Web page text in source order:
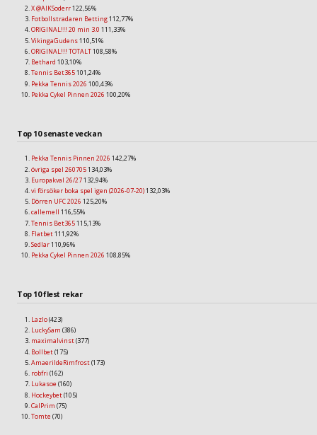
X @AIKSoderr122,56%
Fotbollstradaren Betting112,77%
ORIGINAL!!! 20 min 3.0 111,33%
VikingaGudens110,51%
ORIGINAL!!! TOTALT108,58%
Bethard 103,10%
Tennis Bet365101,24%
Pekka Tennis 2026 100,43%
Pekka Cykel Pinnen 2026 100,20%
Top 10 senaste veckan
Pekka Tennis Pinnen 2026 142,27%
övriga spel 260705134,03%
Europakval 26/27132,94%
vi försöker boka spel igen (2026-07-20)132,03%
Dörren UFC 2026 125,20%
callemell 116,55%
Tennis Bet365115,13%
Flatbet111,92%
Sedlar110,96%
Pekka Cykel Pinnen 2026 108,85%
Top 10 flest rekar
Lazlo(423)
LuckySam (386)
maximalvinst(377)
Bollbet(175)
AmaerildeRimfrost(173)
robfri (162)
Lukasoe (160)
Hockeybet(105)
CalPrim (75)
Tomte (70)